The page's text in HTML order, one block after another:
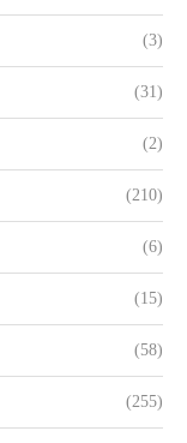
(3)
(31)
(2)
(210)
(6)
(15)
(58)
(255)